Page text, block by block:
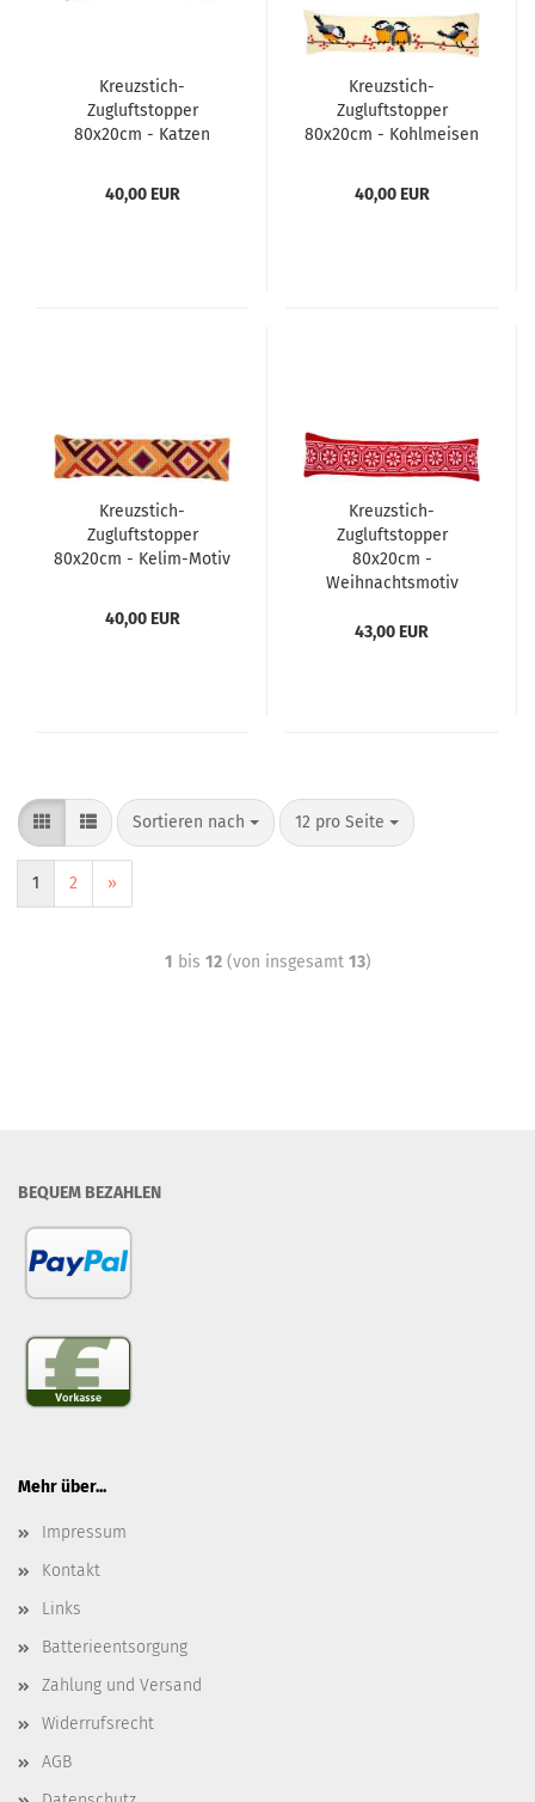
Kreuzstich-
Zugluftstopper
80x20cm - Katzen
40,00 EUR
Kreuzstich-
Zugluftstopper
80x20cm - Kohlmeisen
40,00 EUR
Kreuzstich-
Zugluftstopper
80x20cm - Kelim-Motiv
40,00 EUR
Kreuzstich-
Zugluftstopper
80x20cm -
Weihnachtsmotiv
43,00 EUR
Sortieren nach 12 pro Seite
1 2 »
1 bis 12(von insgesamt 13)
BEQUEM BEZAHLEN
Mehr über...
Impressum
Kontakt
Links
Batterieentsorgung
Zahlung und Versand
Widerrufsrecht
AGB